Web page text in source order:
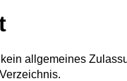
allgemeines